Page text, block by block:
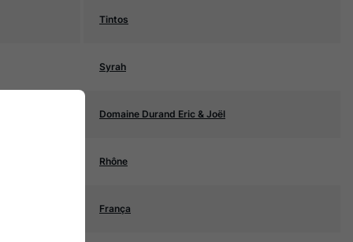
Tintos
Syrah
Domaine Durand Eric & Joël
Rhône
França